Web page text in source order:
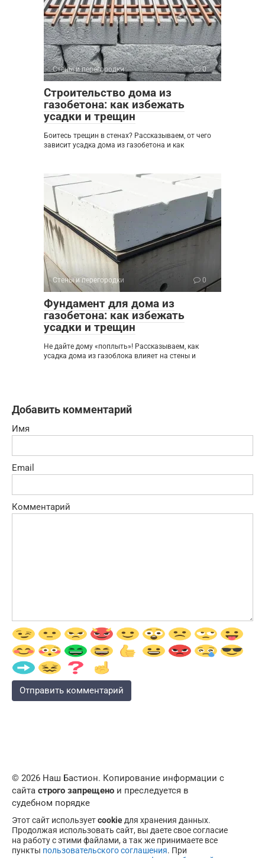
Стены и перегородки 0
Строительство дома из
газобетона: как избежать
усадки и трещин
Боитесь трещин в стенах? Рассказываем, от чего
зависит усадка дома из газобетона и как
Стены и перегородки 0
Фундамент для дома из
газобетона: как избежать
усадки и трещин
Не дайте дому «поплыть»! Рассказываем, как
усадка дома из газоблока влияет на стены и
Добавить комментарий
Имя
Email
Комментарий
© 2026 Наш Бастион. Копирование информации с
сайта строго запрещено и преследуется в
судебном порядке
Этот сайт используетcookie для хранения данных.
Продолжая использовать сайт, вы даете свое согласие
на работу с этими файлами, а так же принимаете все
пункты пользовательского соглашения. При